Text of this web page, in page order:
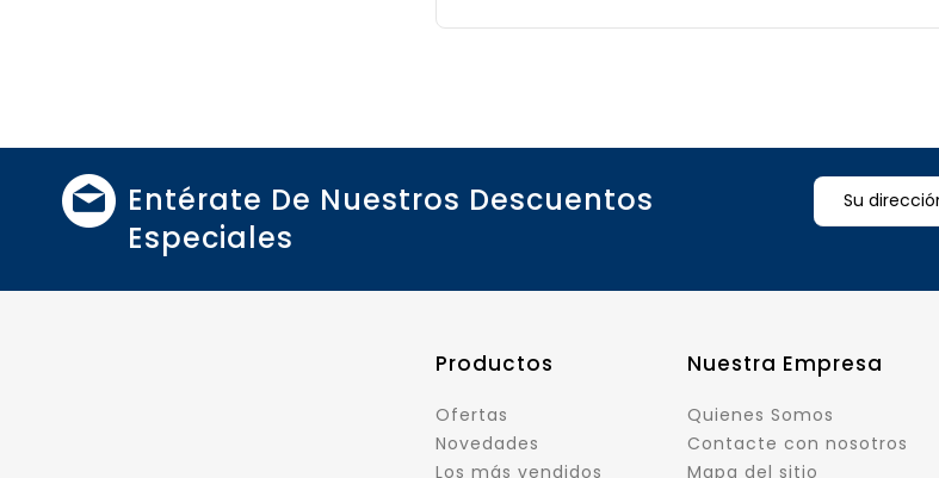
Entérate De Nuestros Descuentos
Especiales
Productos
Ofertas
Novedades
Los más vendidos
Nuestra Empresa
Quienes Somos
Contacte con nosotros
Mapa del sitio